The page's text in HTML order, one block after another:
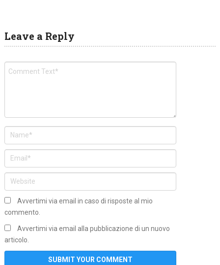
Leave a Reply
Avvertimi via email in caso di risposte al mio
commento.
Avvertimi via email alla pubblicazione di un nuovo
articolo.